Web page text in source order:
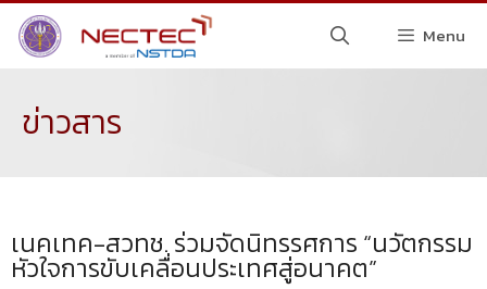
Menu
ข่าวสาร
เนคเทค-สวทช. ร่วมจัดนิทรรศการ “นวัตกรรม
หัวใจการขับเคลื่อนประเทศสู่อนาคต”